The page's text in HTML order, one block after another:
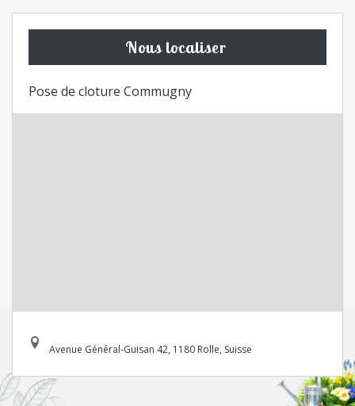
Nous localiser
Pose de cloture Commugny
Avenue Général-Guisan 42, 1180 Rolle, Suisse